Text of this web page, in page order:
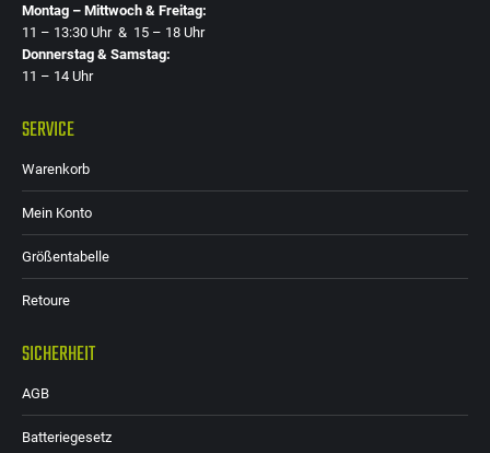
Montag – Mittwoch & Freitag:
11 – 13:30 Uhr & 15 – 18 Uhr
Donnerstag & Samstag:
11 – 14 Uhr
SERVICE
Warenkorb
Mein Konto
Größentabelle
Retoure
SICHERHEIT
AGB
Batteriegesetz